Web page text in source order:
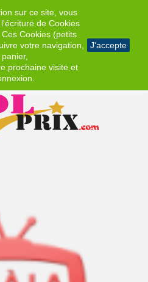
sur ce site, vous
de Cookies
Cookies (petits
votre navigation,
prochaine visite et
J'accepte